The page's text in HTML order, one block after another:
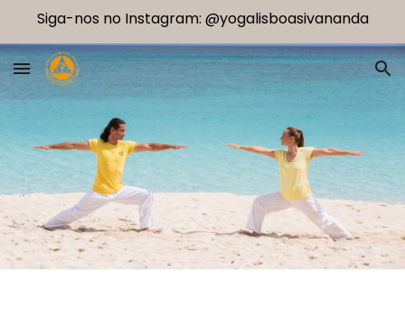
Siga-nos no Instagram: @yogalisboasivananda